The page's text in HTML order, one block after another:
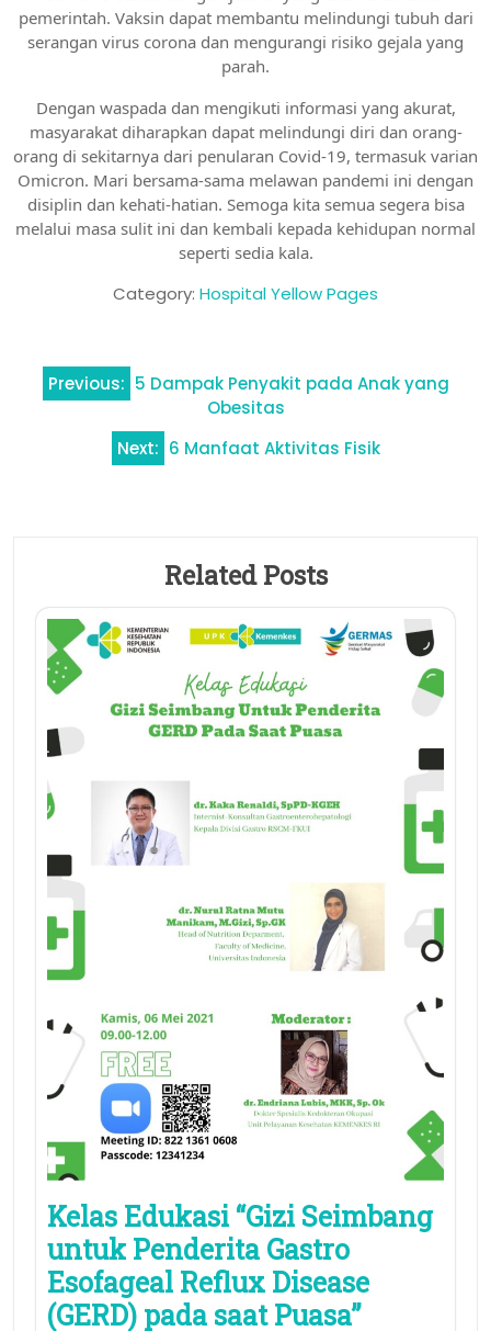
pemerintah. Vaksin dapat membantu melindungi tubuh dari
serangan virus corona dan mengurangi risiko gejala yang
parah.
Dengan waspada dan mengikuti informasi yang akurat,
masyarakat diharapkan dapat melindungi diri dan orang-
orang di sekitarnya dari penularan Covid-19, termasuk varian
Omicron. Mari bersama-sama melawan pandemi ini dengan
disiplin dan kehati-hatian. Semoga kita semua segera bisa
melalui masa sulit ini dan kembali kepada kehidupan normal
seperti sedia kala.
Category: Hospital Yellow Pages
Navigasi
pos
Previous: 5 Dampak Penyakit pada Anak yang
Obesitas
Next: 6 Manfaat Aktivitas Fisik
Related Posts
Kelas Edukasi “Gizi Seimbang
untuk Penderita Gastro
Esofageal Reflux Disease
(GERD) pada saat Puasa”